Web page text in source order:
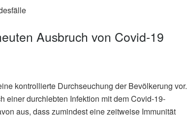
Ausbruch von Covid-19
kontrollierte Durchseuchung der Bevölkerung vor.
einer durchlebten Infektion mit dem Covid-19-
aus, dass zumindest eine zeitweise Immunität